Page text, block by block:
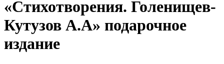
«Стихотворения. Голенищев-
Кутузов А.А» подарочное
издание